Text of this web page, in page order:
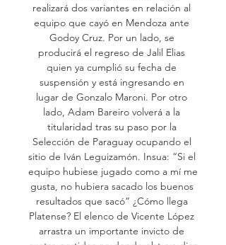
realizará dos variantes en relación al
equipo que cayó en Mendoza ante
Godoy Cruz. Por un lado, se
producirá el regreso de Jalil Elias
quien ya cumplió su fecha de
suspensión y está ingresando en
lugar de Gonzalo Maroni. Por otro
lado, Adam Bareiro volverá a la
titularidad tras su paso por la
Selección de Paraguay ocupando el
sitio de Iván Leguizamón. Insua: “Si el
equipo hubiese jugado como a mí me
gusta, no hubiera sacado los buenos
resultados que sacó” ¿Cómo llega
Platense? El elenco de Vicente López
arrastra un importante invicto de